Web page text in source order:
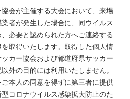
会が主催する大会において、来場
者が発生した場合に、同ウイルス
必要と認められた方へご連絡する
取得いたします。取得した個人情
カー協会および都道府県サッカー
外の目的には利用いたしません。
本人の同意を得ずに第三者に提供
コロナウイルス感染拡大防止のた